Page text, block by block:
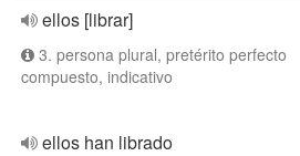
ellos [librar]
3. persona plural, pretérito perfecto
compuesto, indicativo
ellos han librado